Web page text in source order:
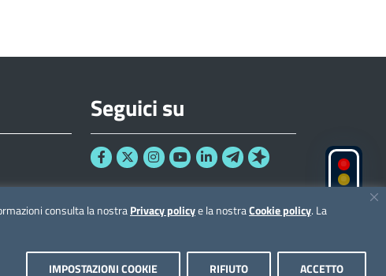
consulta la nostraPrivacy policye la nostraCookie policy. La
IMPOSTAZIONI COOKIE RIFIUTO ACCETTO
Seguici su